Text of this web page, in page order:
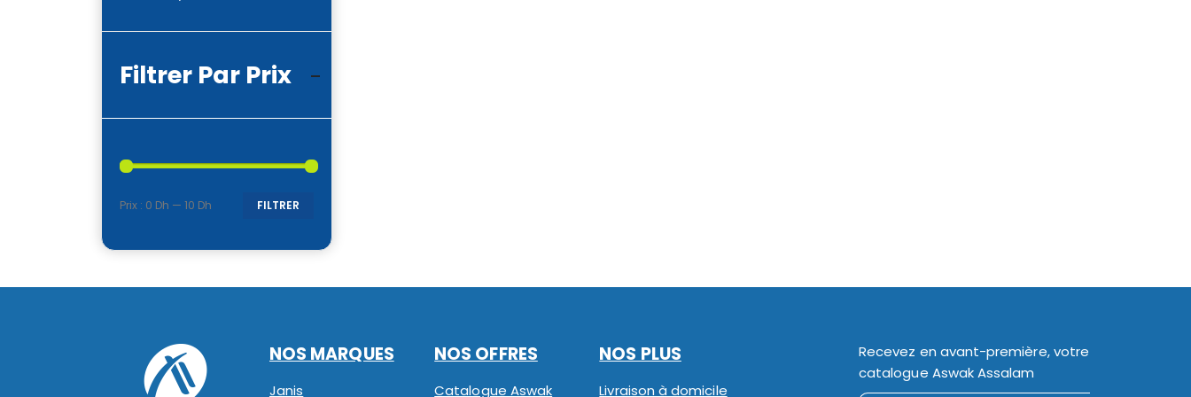
Filtrer Par Prix
FILTRER
Prix : 0 Dh — 10 Dh
NOS MARQUES
Janis
NOS OFFRES
Catalogue Aswak
NOS PLUS
Livraison à domicile
Recevez en avant-première, votre
catalogue Aswak Assalam